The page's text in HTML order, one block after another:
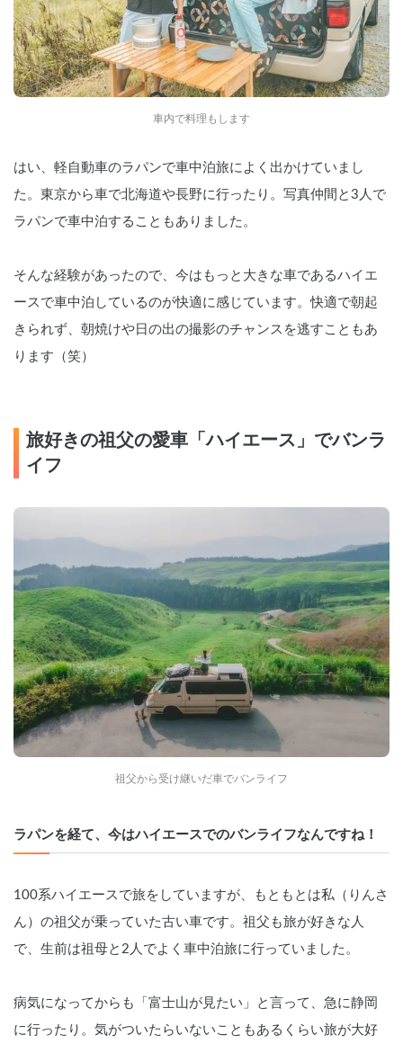
車内で料理もします
はい、軽自動車のラパンで車中泊旅によく出かけていまし
た。東京から車で北海道や長野に行ったり。写真仲間と3人で
ラパンで車中泊することもありました。
そんな経験があったので、今はもっと大きな車であるハイエ
ースで車中泊しているのが快適に感じています。快適で朝起
きられず、朝焼けや日の出の撮影のチャンスを逃すこともあ
ります（笑）
旅好きの祖父の愛車「ハイエース」でバンラ
イフ
祖父から受け継いだ車でバンライフ
ラパンを経て、今はハイエースでのバンライフなんですね！
100系ハイエースで旅をしていますが、もともとは私（りんさ
ん）の祖父が乗っていた古い車です。祖父も旅が好きな人
で、生前は祖母と2人でよく車中泊旅に行っていました。
病気になってからも「富士山が見たい」と言って、急に静岡
に行ったり。気がついたらいないこともあるくらい旅が大好